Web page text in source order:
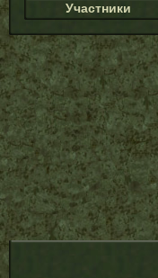
Участники